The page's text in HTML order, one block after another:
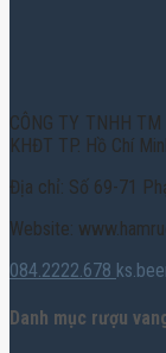
CÔNG TY TNHH
KHĐT TP. Hồ Chí
Địa chỉ: Số 69-71
Website:
084.2222.678
Danh mục rượu